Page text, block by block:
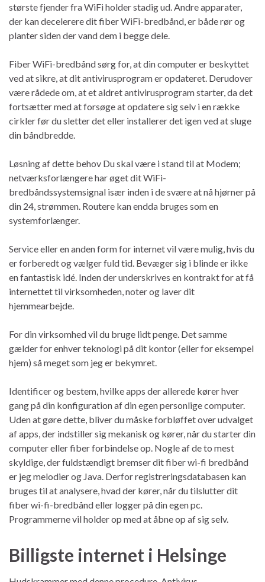
største fjender fra WiFi holder stadig ud. Andre apparater,
der kan decelerere dit fiber WiFi-bredbånd, er både rør og
planter siden der vand dem i begge dele.
Fiber WiFi-bredbånd sørg for, at din computer er beskyttet
ved at sikre, at dit antivirusprogram er opdateret. Derudover
være rådede om, at et aldret antivirusprogram starter, da det
fortsætter med at forsøge at opdatere sig selv i en række
cirkler før du sletter det eller installerer det igen ved at sluge
din båndbredde.
Løsning af dette behov Du skal være i stand til at Modem;
netværksforlængere har øget dit WiFi-
bredbåndssystemsignal især inden i de svære at nå hjørner på
din 24, strømmen. Routere kan endda bruges som en
systemforlænger.
Service eller en anden form for internet vil være mulig, hvis du
er forberedt og vælger fuld tid. Bevæger sig i blinde er ikke
en fantastisk idé. Inden der underskrives en kontrakt for at få
internettet til virksomheden, noter og laver dit
hjemmearbejde.
For din virksomhed vil du bruge lidt penge. Det samme
gælder for enhver teknologi på dit kontor (eller for eksempel
hjem) så meget som jeg er bekymret.
Identificer og bestem, hvilke apps der allerede kører hver
gang på din konfiguration af din egen personlige computer.
Uden at gøre dette, bliver du måske forbløffet over udvalget
af apps, der indstiller sig mekanisk og kører, når du starter din
computer eller fiber forbindelse op. Nogle af de to mest
skyldige, der fuldstændigt bremser dit fiber wi-fi bredbånd
er jeg melodier og Java. Derfor registreringsdatabasen kan
bruges til at analysere, hvad der kører, når du tilslutter dit
fiber wi-fi-bredbånd eller logger på din egen pc.
Programmerne vil holder op med at åbne op af sig selv.
Billigste internet i Helsinge